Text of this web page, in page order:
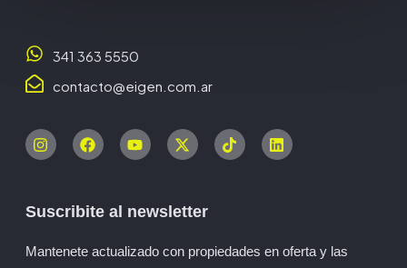
341 363 5550
contacto@eigen.com.ar
Suscribite al newsletter
Mantenete actualizado con propiedades en oferta y las